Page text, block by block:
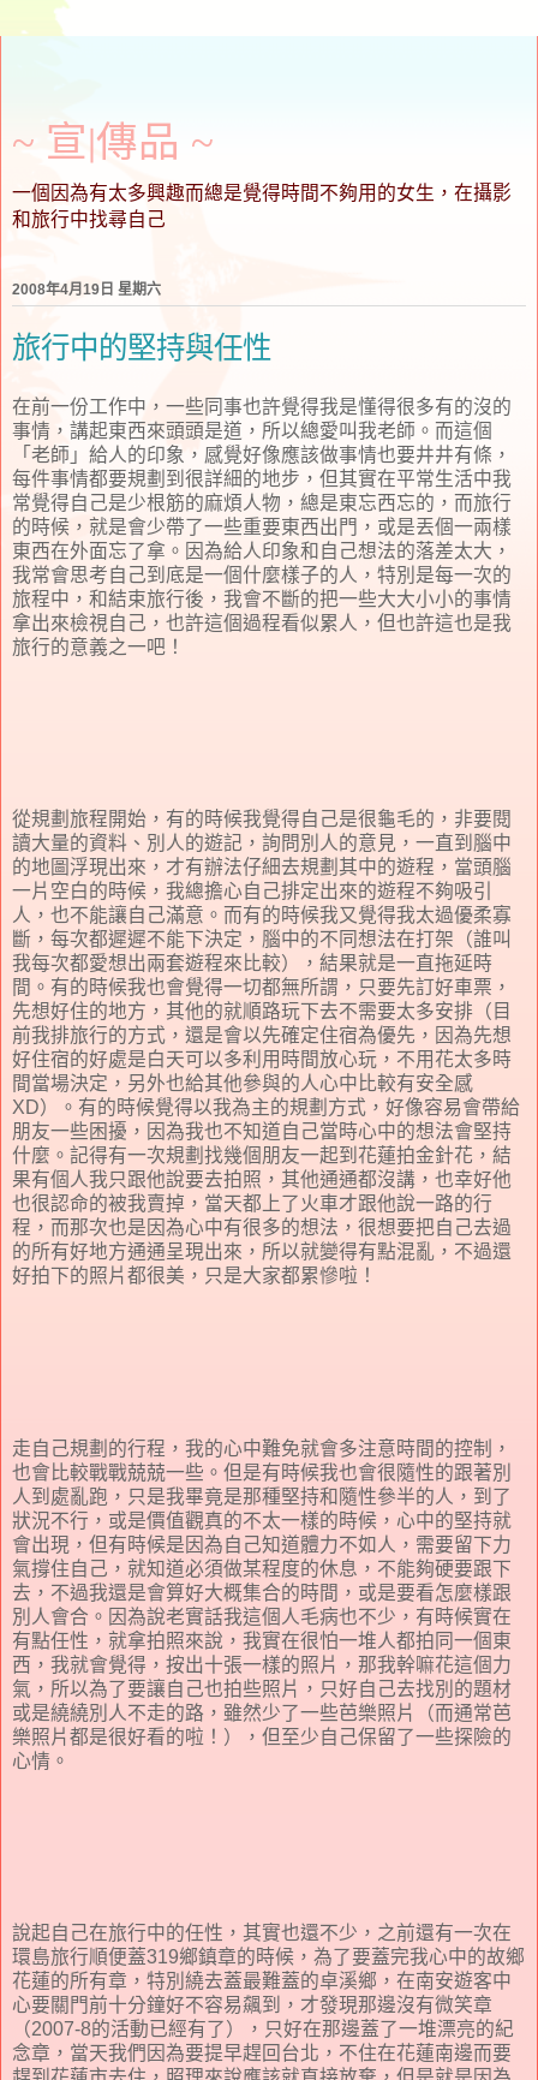
~ 宣∣傳品 ~
一個因為有太多興趣而總是覺得時間不夠用的女生，在攝影
和旅行中找尋自己
2008年4月19日 星期六
旅行中的堅持與任性
在前一份工作中，一些同事也許覺得我是懂得很多有的沒的
事情，講起東西來頭頭是道，所以總愛叫我老師。而這個
「老師」給人的印象，感覺好像應該做事情也要井井有條，
每件事情都要規劃到很詳細的地步，但其實在平常生活中我
常覺得自己是少根筋的麻煩人物，總是東忘西忘的，而旅行
的時候，就是會少帶了一些重要東西出門，或是丟個一兩樣
東西在外面忘了拿。因為給人印象和自己想法的落差太大，
我常會思考自己到底是一個什麼樣子的人，特別是每一次的
旅程中，和結束旅行後，我會不斷的把一些大大小小的事情
拿出來檢視自己，也許這個過程看似累人，但也許這也是我
旅行的意義之一吧！
從規劃旅程開始，有的時候我覺得自己是很龜毛的，非要閱
讀大量的資料、別人的遊記，詢問別人的意見，一直到腦中
的地圖浮現出來，才有辦法仔細去規劃其中的遊程，當頭腦
一片空白的時候，我總擔心自己排定出來的遊程不夠吸引
人，也不能讓自己滿意。而有的時候我又覺得我太過優柔寡
斷，每次都遲遲不能下決定，腦中的不同想法在打架（誰叫
我每次都愛想出兩套遊程來比較），結果就是一直拖延時
間。有的時候我也會覺得一切都無所謂，只要先訂好車票，
先想好住的地方，其他的就順路玩下去不需要太多安排（目
前我排旅行的方式，還是會以先確定住宿為優先，因為先想
好住宿的好處是白天可以多利用時間放心玩，不用花太多時
間當場決定，另外也給其他參與的人心中比較有安全感
XD）。有的時候覺得以我為主的規劃方式，好像容易會帶給
朋友一些困擾，因為我也不知道自己當時心中的想法會堅持
什麼。記得有一次規劃找幾個朋友一起到花蓮拍金針花，結
果有個人我只跟他說要去拍照，其他通通都沒講，也幸好他
也很認命的被我賣掉，當天都上了火車才跟他說一路的行
程，而那次也是因為心中有很多的想法，很想要把自己去過
的所有好地方通通呈現出來，所以就變得有點混亂，不過還
好拍下的照片都很美，只是大家都累慘啦！
走自己規劃的行程，我的心中難免就會多注意時間的控制，
也會比較戰戰兢兢一些。但是有時候我也會很隨性的跟著別
人到處亂跑，只是我畢竟是那種堅持和隨性參半的人，到了
狀況不行，或是價值觀真的不太一樣的時候，心中的堅持就
會出現，但有時候是因為自己知道體力不如人，需要留下力
氣撐住自己，就知道必須做某程度的休息，不能夠硬要跟下
去，不過我還是會算好大概集合的時間，或是要看怎麼樣跟
別人會合。因為說老實話我這個人毛病也不少，有時候實在
有點任性，就拿拍照來說，我實在很怕一堆人都拍同一個東
西，我就會覺得，按出十張一樣的照片，那我幹嘛花這個力
氣，所以為了要讓自己也拍些照片，只好自己去找別的題材
或是繞繞別人不走的路，雖然少了一些芭樂照片（而通常芭
樂照片都是很好看的啦！），但至少自己保留了一些探險的
心情。
說起自己在旅行中的任性，其實也還不少，之前還有一次在
環島旅行順便蓋319鄉鎮章的時候，為了要蓋完我心中的故鄉
花蓮的所有章，特別繞去蓋最難蓋的卓溪鄉，在南安遊客中
心要關門前十分鐘好不容易飆到，才發現那邊沒有微笑章
（2007-8的活動已經有了），只好在那邊蓋了一堆漂亮的紀
念章，當天我們因為要提早趕回台北，不住在花蓮南邊而要